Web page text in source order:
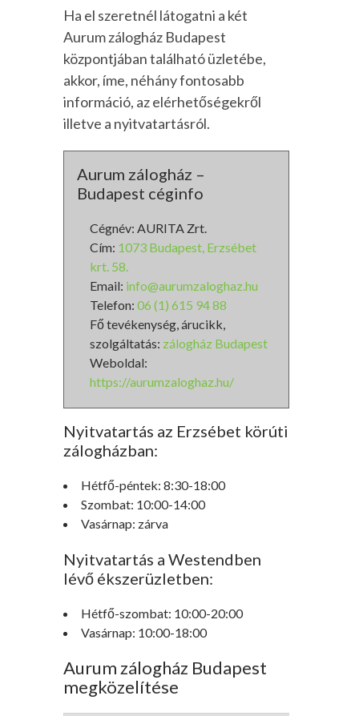
Ha el szeretnél látogatni a két
Aurum zálogház Budapest
központjában található üzletébe,
akkor, íme, néhány fontosabb
információ, az elérhetőségekről
illetve a nyitvatartásról.
Aurum zálogház –
Budapest céginfo
Cégnév: AURITA Zrt.
Cím: 1073 Budapest, Erzsébet
krt. 58.
Email: info@aurumzaloghaz.hu
Telefon: 06 (1) 615 94 88
Fő tevékenység, árucikk,
szolgáltatás: zálogház Budapest
Weboldal:
https://aurumzaloghaz.hu/
Nyitvatartás az Erzsébet körúti
zálogházban:
Hétfő-péntek: 8:30-18:00
Szombat: 10:00-14:00
Vasárnap: zárva
Nyitvatartás a Westendben
lévő ékszerüzletben:
Hétfő-szombat: 10:00-20:00
Vasárnap: 10:00-18:00
Aurum zálogház Budapest
megközelítése